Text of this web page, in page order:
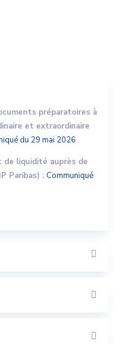
préparatoires à
et extraordinaire
du 29 mai 2026
liquidité auprès de
Paribas) : Communiqué